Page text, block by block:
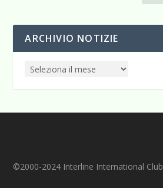
ARCHIVIO NOTIZIE
©2000-2024 Interline International Club